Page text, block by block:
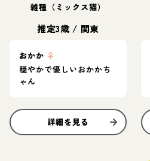
雑種（ミックス猫）
推定3歳 / 関東
おかか ♀
穏やかで優しいおかかち
ゃん
詳細を見る